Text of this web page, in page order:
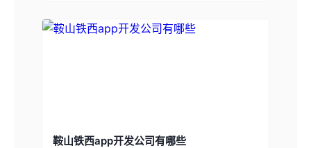
鞍山铁西app开发公司有哪些